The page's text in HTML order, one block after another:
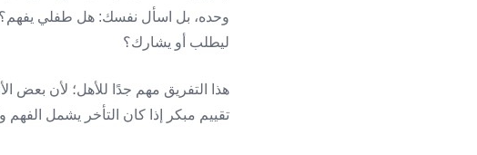
وحده، بل اسأل نفسك: هل طفلي يفهم؟
ليطلب أو يشارك؟
هذا التفريق مهم جدًا للأهل؛ لأن بعض
تقييم مبكر إذا كان التأخر يشمل الفهم